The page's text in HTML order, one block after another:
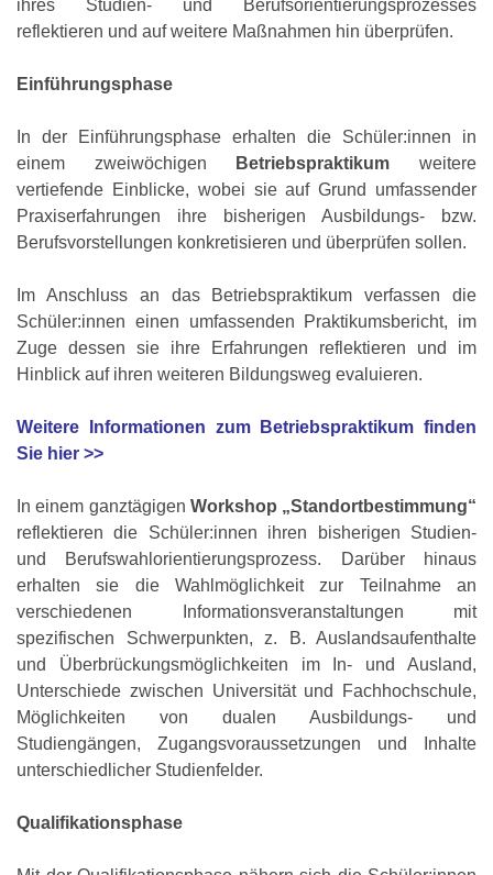
ihres Studien- und Berufsorientierungsprozesses
reflektieren und auf weitere Maßnahmen hin überprüfen.
Einführungsphase
In der Einführungsphase erhalten die Schüler:innen in
einem zweiwöchigen
Betriebspraktikum weitere
vertiefende Einblicke, wobei sie auf Grund umfassender
Praxiserfahrungen ihre bisherigen Ausbildungs- bzw.
Berufsvorstellungen konkretisieren und überprüfen sollen.
Im Anschluss an das Betriebspraktikum verfassen die
Schüler:innen einen umfassenden Praktikumsbericht, im
Zuge dessen sie ihre Erfahrungen reflektieren und im
Hinblick auf ihren weiteren Bildungsweg evaluieren.
Weitere Informationen zum Betriebspraktikum finden
Sie hier >>
In einem ganztägigen Workshop „Standortbestimmung“
reflektieren die Schüler:innen ihren bisherigen Studien-
und Berufswahlorientierungsprozess. Darüber hinaus
erhalten sie die Wahlmöglichkeit zur Teilnahme an
verschiedenen Informationsveranstaltungen mit
spezifischen Schwerpunkten, z. B. Auslandsaufenthalte
und Überbrückungsmöglichkeiten im In- und Ausland,
Unterschiede zwischen Universität und Fachhochschule,
Möglichkeiten von dualen Ausbildungs- und
Studiengängen, Zugangsvoraussetzungen und Inhalte
unterschiedlicher Studienfelder.
Qualifikationsphase